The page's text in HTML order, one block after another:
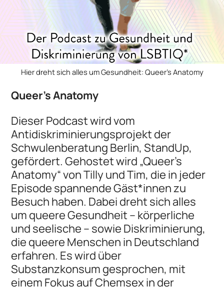
Hier dreht sich alles um Gesundheit: Queer's Anatomy
Queer’s Anatomy
Dieser Podcast wird vom
Antidiskriminierungsprojekt der
Schwulenberatung Berlin, StandUp,
gefördert. Gehostet wird „Queer’s
Anatomy“ von Tilly und Tim, die in jeder
Episode spannende Gäst*innen zu
Besuch haben. Dabei dreht sich alles
um queere Gesundheit – körperliche
und seelische – sowie Diskriminierung,
die queere Menschen in Deutschland
erfahren. Es wird über
Substanzkonsum gesprochen, mit
einem Fokus auf Chemsex in der